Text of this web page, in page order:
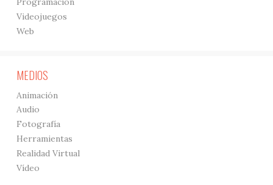
Videojuegos
Web
MEDIOS
Animación
Audio
Fotografía
Herramientas
Realidad Virtual
Vídeo